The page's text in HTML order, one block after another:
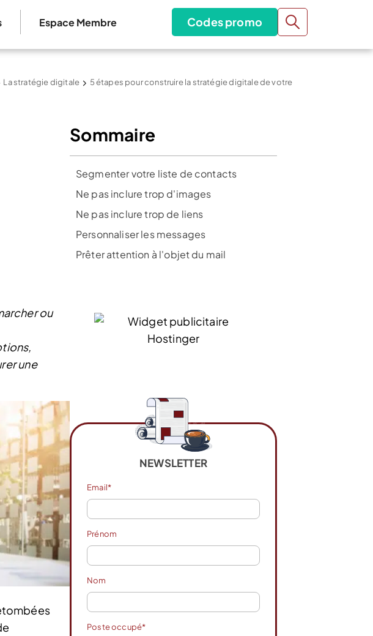
Espace Membre Codes promo
La stratégie digitale
5 étapes pour construire la stratégie digitale de votre
ou
une
Sommaire
Segmenter votre liste de contacts
Ne pas inclure trop d'images
Ne pas inclure trop de liens
Personnaliser les messages
Prêter attention à l'objet du mail
NEWSLETTER
Email*
Prénom
Nom
Poste occupé*